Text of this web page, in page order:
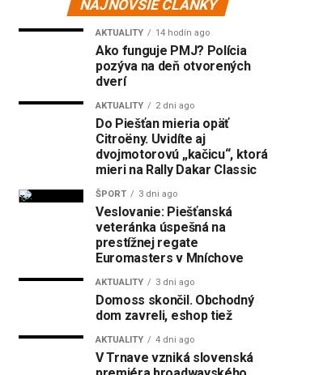
NAJNOVŠIE ČLÁNKY
AKTUALITY 14 hodín ago
Ako funguje PMJ? Polícia
pozýva na deň otvorených
dverí
AKTUALITY 2 dni ago
Do Piešťan mieria opäť
Citroëny. Uvidíte aj
dvojmotorovú „kačicu“, ktorá
mieri na Rally Dakar Classic
ŠPORT 3 dni ago
Veslovanie: Piešťanská
veteránka úspešná na
prestížnej regate
Euromasters v Mníchove
AKTUALITY 3 dni ago
Domoss skončil. Obchodný
dom zavreli, eshop tiež
AKTUALITY 4 dni ago
V Trnave vzniká slovenská